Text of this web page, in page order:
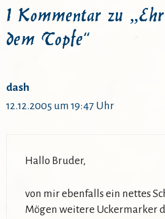
1 Kommentar zu
dem Topfe“
dash
12.12.2005 um 19:47 Uhr
Hallo Bruder,
von mir ebenfalls ein nettes
Mögen weitere Uckermarker